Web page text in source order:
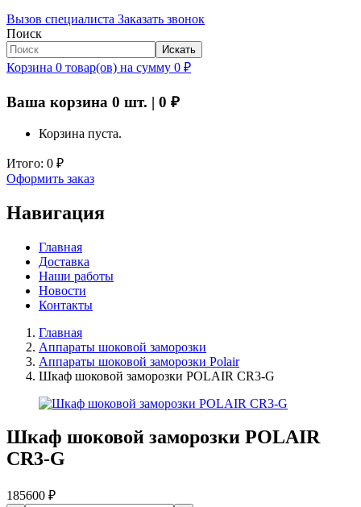
Вызов специалиста Заказать звонок
Поиск
Искать
Корзина 0 товар(ов) на сумму 0 ₽
Ваша корзина 0 шт. | 0 ₽
Корзина пуста.
Итого: 0 ₽
Оформить заказ
Навигация
Главная
Доставка
Наши работы
Новости
Контакты
Главная
Аппараты шоковой заморозки
Аппараты шоковой заморозки Polair
Шкаф шоковой заморозки POLAIR CR3-G
Шкаф шоковой заморозки POLAIR
CR3-G
185600 ₽